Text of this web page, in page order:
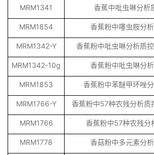
MRM1341 香蕉中吡虫啉分析
MRM1854 香蕉粉中噻虫胺分
MRM1342-Y 香蕉粉中吡虫啉分析质控
MRM1342-10g 香蕉粉中吡虫啉分
MRM1853 香蕉粉中苯醚甲环唑
MRM1766-Y 香蕉粉中57种农残分析质
MRM1766 香蕉粉中57种农残分
MRM1778 香菇粉中多元素分